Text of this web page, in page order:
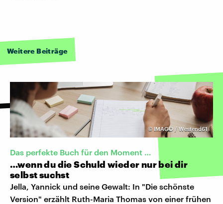
Weitere Beiträge
© IMAGO / Westend61
Das perfekte Buch für den Moment …
…wenn du die Schuld wieder nur bei dir
selbst suchst
Jella, Yannick und seine Gewalt: In "Die schönste
Version" erzählt Ruth-Maria Thomas von einer frühen